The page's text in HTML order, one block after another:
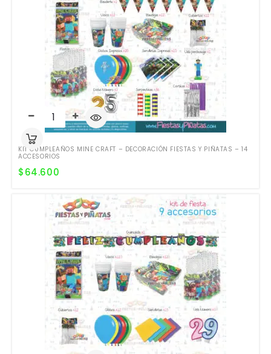
KIT CUMPLEAÑOS MINE CRAFT – DECORACIÓN FIESTAS Y PIÑATAS – 14
ACCESORIOS
$64.600